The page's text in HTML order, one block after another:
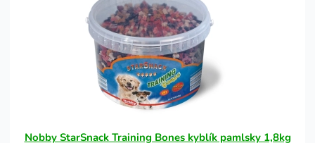
Nobby StarSnack Training Bones kyblík pamlsky 1,8kg